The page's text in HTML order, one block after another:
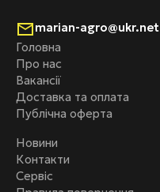
Головна
Про нас
Вакансії
Доставка та оплата
Публічна оферта
Новини
Контакти
Сервіс
marian-agro@ukr.net